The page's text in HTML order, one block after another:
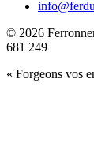
© 2026
681 249
« Forgeons vos